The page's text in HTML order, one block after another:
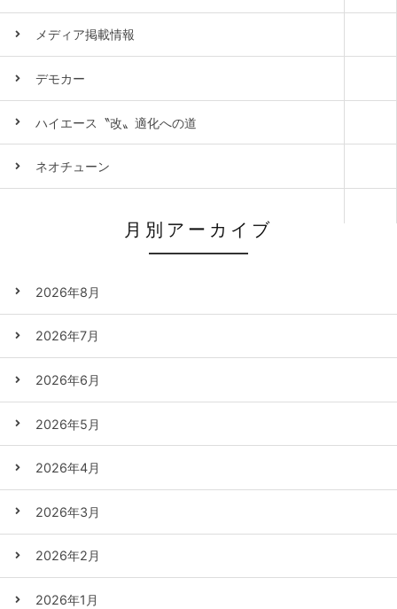
メディア掲載情報
デモカー
ハイエース〝改〟適化への道
ネオチューン
月別アーカイブ
2026年8月
2026年7月
2026年6月
2026年5月
2026年4月
2026年3月
2026年2月
2026年1月